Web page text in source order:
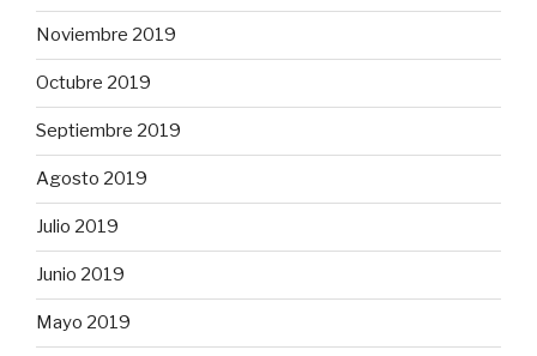
Noviembre 2019
Octubre 2019
Septiembre 2019
Agosto 2019
Julio 2019
Junio 2019
Mayo 2019